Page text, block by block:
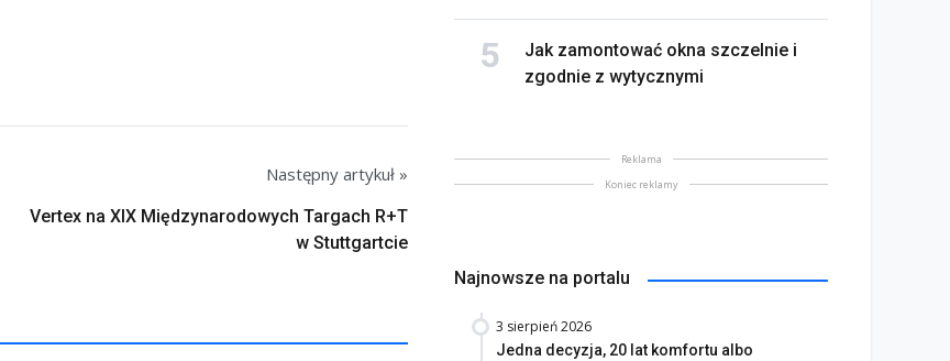
Następny artykuł »
Vertex na XIX Międzynarodowych Targach R+T
w Stuttgartcie
Jak zamontować okna szczelnie i
zgodnie z wytycznymi
Reklama
Koniec reklamy
Najnowsze na portalu
3 sierpień 2026
Jedna decyzja, 20 lat komfortu albo